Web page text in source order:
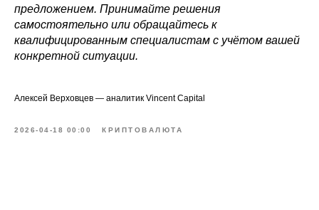
предложением. Принимайте решения
самостоятельно или обращайтесь к
квалифицированным специалистам с учётом вашей
конкретной ситуации.
Алексей Верховцев — аналитик Vincent Capital
2026-04-18 00:00 КРИПТОВАЛЮТА